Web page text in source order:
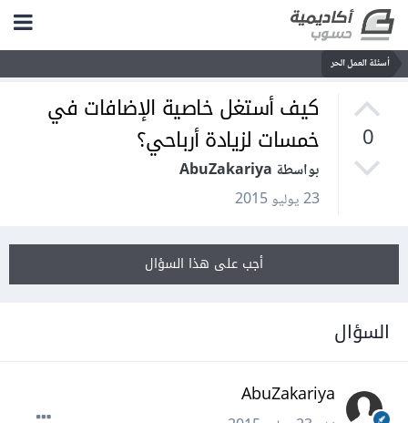
أسئلة العمل الحر
0
كيف أستغل خاصية الإضافات في
خمسات لزيادة أرباحي؟
بواسطة AbuZakariya
23 يوليو 2015
أجب على هذا السؤال
السؤال
AbuZakariya